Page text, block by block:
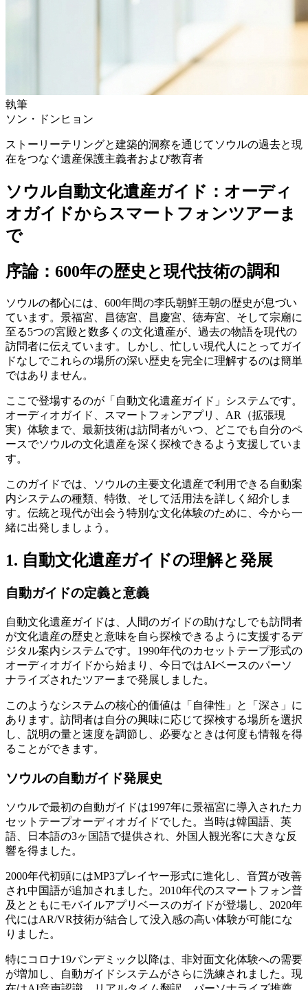
執筆
ソン・ドンヒョン
ストーリーテリングと建築的洞察を通じてソウルの過去と現
在をつなぐ遺産保護主義者および教育者
ソウル自動文化遺産ガイド：オーディ
オガイドからスマートフォンツアーま
で
序論：600年の歴史と現代技術の調和
ソウルの都心には、600年間の李氏朝鮮王朝の歴史が息づい
ています。景福宮、昌徳宮、昌慶宮、徳寿宮、そして宗廟に
至る5つの宮殿と数多くの文化遺産が、過去の物語を現代の
訪問者に伝えています。しかし、忙しい現代人にとってガイ
ドなしでこれらの場所の深い歴史を完全に理解するのは簡単
ではありません。
ここで登場するのが「自動文化遺産ガイド」システムです。
オーディオガイド、スマートフォンアプリ、AR（拡張現
実）体験まで、最新技術は訪問者がいつ、どこでも自分のペ
ースでソウルの文化遺産を深く探検できるよう支援していま
す。
このガイドでは、ソウルの主要文化遺産で利用できる自動案
内システムの種類、特徴、そして活用法を詳しく紹介しま
す。伝統と現代が出会う特別な文化体験のために、今から一
緒に出発しましょう。
1. 自動文化遺産ガイドの理解と発展
自動ガイドの定義と意義
自動文化遺産ガイドは、人間のガイドの助けなしでも訪問者
が文化遺産の歴史と意味を自ら探検できるように支援するデ
ジタル案内システムです。1990年代のカセットテープ形式の
オーディオガイドから始まり、今日ではAIベースのパーソ
ナライズされたツアーまで発展しました。
このようなシステムの核心的価値は「自律性」と「深さ」に
あります。訪問者は自分の興味に応じて探検する場所を選択
し、説明の量と速度を調節し、必要なときは何度も情報を得
ることができます。
ソウルの自動ガイド発展史
ソウルで最初の自動ガイドは1997年に景福宮に導入されたカ
セットテープオーディオガイドでした。当時は韓国語、英
語、日本語の3ヶ国語で提供され、外国人観光客に大きな反
響を得ました。
2000年代初頭にはMP3プレイヤー形式に進化し、音質が改善
され中国語が追加されました。2010年代のスマートフォン普
及とともにモバイルアプリベースのガイドが登場し、2020年
代にはAR/VR技術が結合して没入感の高い体験が可能にな
りました。
特にコロナ19パンデミック以降は、非対面文化体験への需要
が増加し、自動ガイドシステムがさらに洗練されました。現